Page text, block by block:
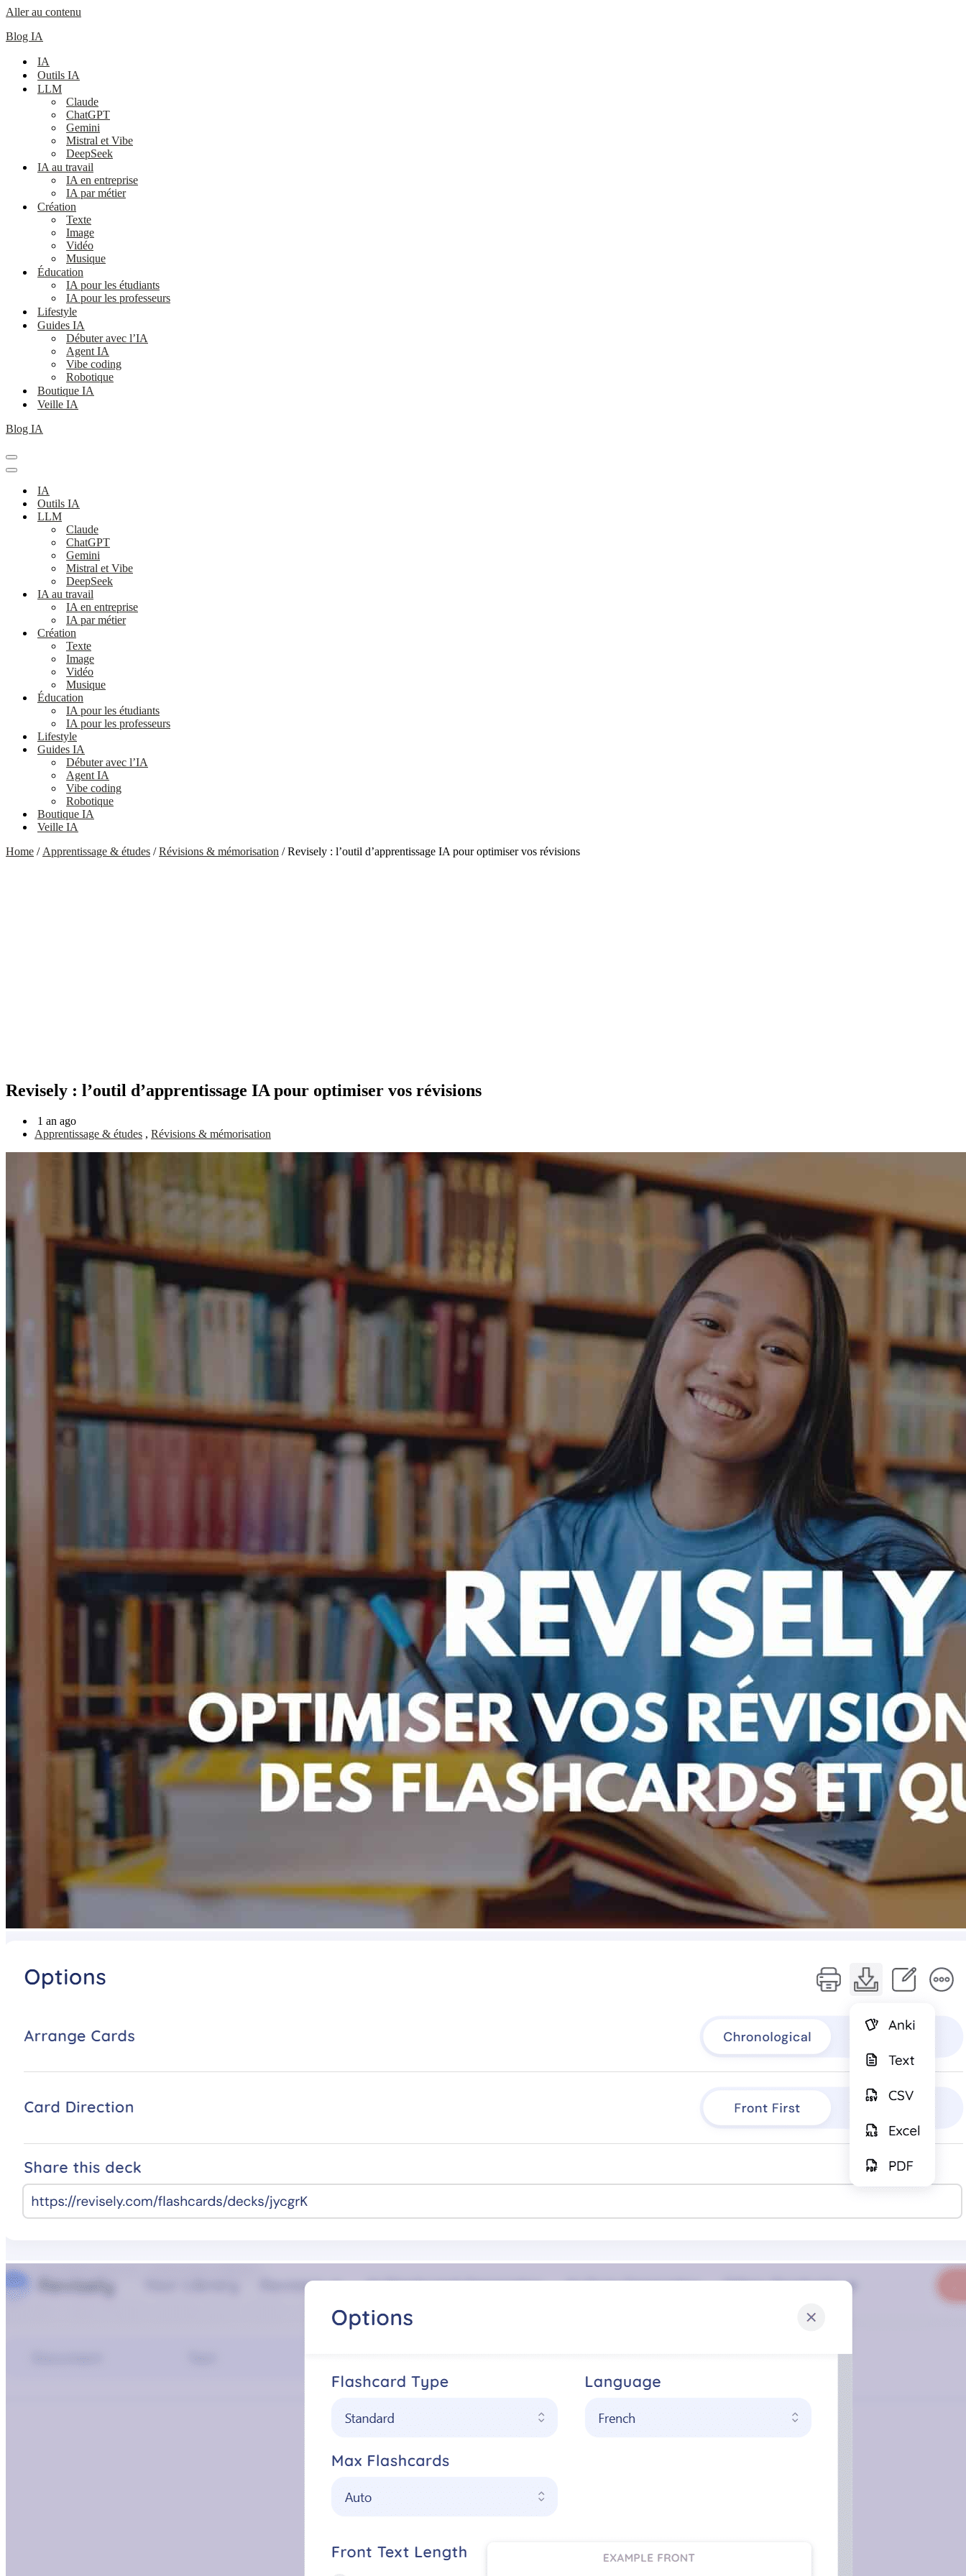
Aller au contenu
Blog IA
IA
Outils IA
LLM
Claude
ChatGPT
Gemini
Mistral et Vibe
DeepSeek
IA au travail
IA en entreprise
IA par métier
Création
Texte
Image
Vidéo
Musique
Éducation
IA pour les étudiants
IA pour les professeurs
Lifestyle
Guides IA
Débuter avec l’IA
Agent IA
Vibe coding
Robotique
Boutique IA
Veille IA
Blog IA
Menu
de
Menu
navigation
IA
Outils IA
LLM
Claude
ChatGPT
Gemini
Mistral et Vibe
DeepSeek
IA au travail
IA en entreprise
IA par métier
Création
Texte
Image
Vidéo
Musique
Éducation
IA pour les étudiants
IA pour les professeurs
Lifestyle
Guides IA
Débuter avec l’IA
Agent IA
Vibe coding
Robotique
Boutique IA
Veille IA
Home / Apprentissage & études /Révisions & mémorisation / Revisely : l’outil d’apprentissage IA pour optimiser vos révisions
Revisely : l’outil d’apprentissage IA pour optimiser vos révisions
1 an ago
Apprentissage & études , Révisions & mémorisation